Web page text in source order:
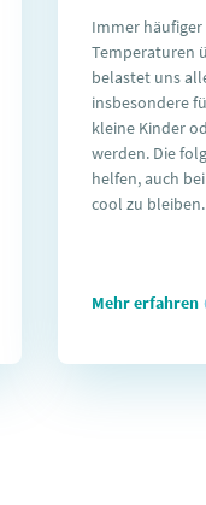
Immer
Temperaturen
belastet uns
insbesondere
kleine Kinder
werden. Die
helfen, auch
cool zu bleiben.
Mehr erfahren